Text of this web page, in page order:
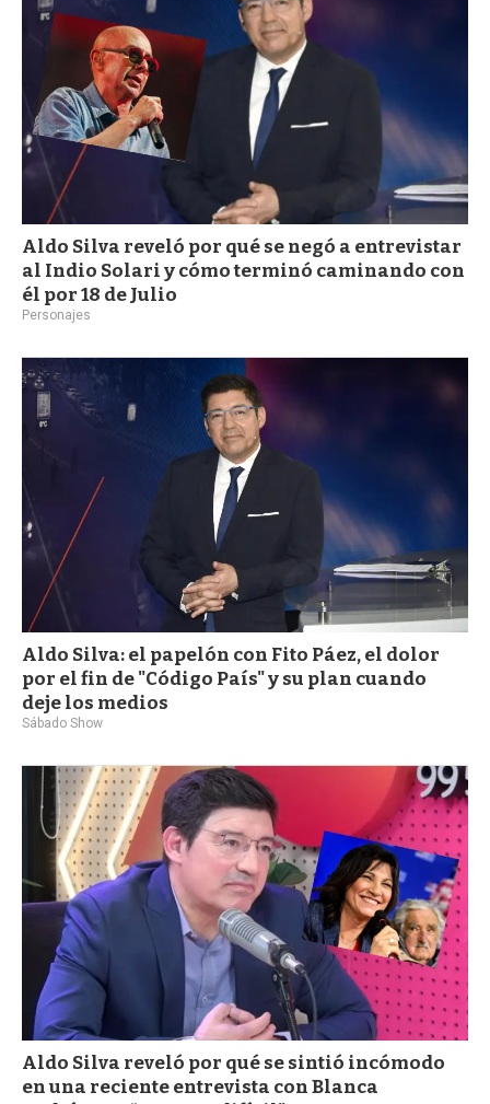
Aldo Silva reveló por qué se negó a entrevistar
al Indio Solari y cómo terminó caminando con
él por 18 de Julio
Personajes
Aldo Silva: el papelón con Fito Páez, el dolor
por el fin de "Código País" y su plan cuando
deje los medios
Sábado Show
Aldo Silva reveló por qué se sintió incómodo
en una reciente entrevista con Blanca